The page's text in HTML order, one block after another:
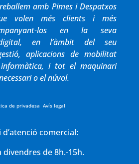
amb Pimes i Despatxos
volen més clients i més
los en la seva
en l’àmbit del seu
aplicacions de mobilitat
informàtica, i tot el maquinari
o el núvol.
de privadesa Avís legal
comercial:
divendres de 8h.-15h.